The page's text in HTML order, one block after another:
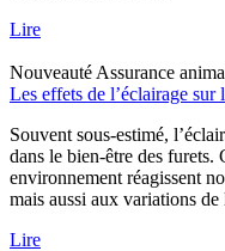
Lire
Nouveauté Assurance
Les effets de l’éclairage sur
Souvent sous-estimé,
dans le bien-être des furets.
environnement réagissent
mais aussi aux variations de
Lire